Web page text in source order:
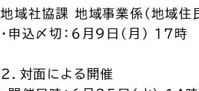
地域社協課 地域事業係（地域住
・申込〆切：６月９日（月） １７時
２．対面による開催